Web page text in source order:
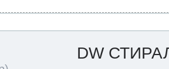
DW